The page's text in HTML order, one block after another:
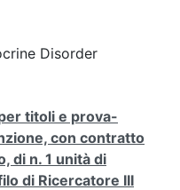
Disorder
titoli e prova-
con contratto
di n. 1 unità di
di Ricercatore III